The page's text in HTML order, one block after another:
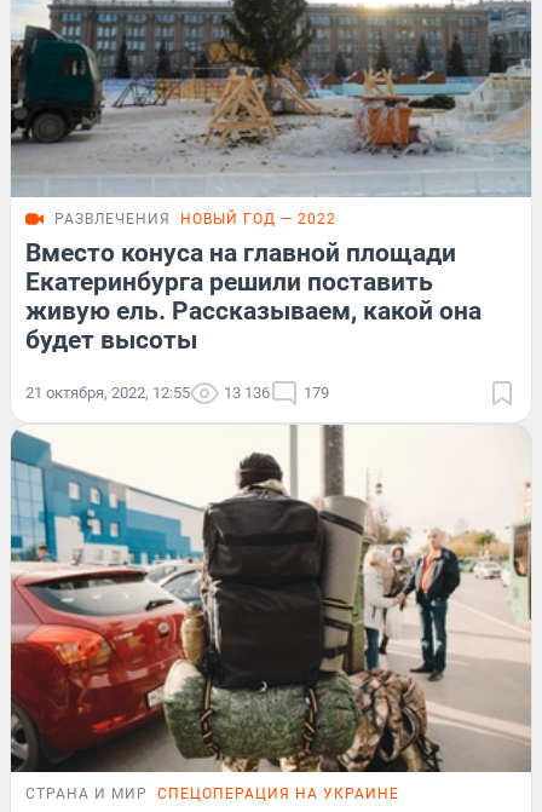
РАЗВЛЕЧЕНИЯ НОВЫЙ ГОД — 2022
Вместо конуса на главной площади
Екатеринбурга решили поставить
живую ель. Рассказываем, какой она
будет высоты
21 октября, 2022, 12:55 13 136 179
СТРАНА И МИР СПЕЦОПЕРАЦИЯ НА УКРАИНЕ